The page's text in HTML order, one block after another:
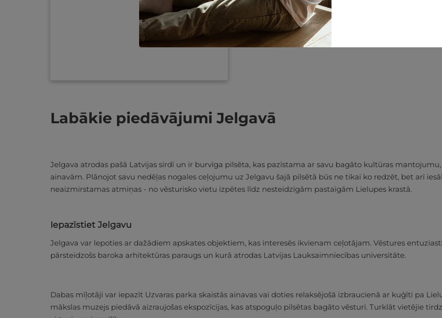
Labākie piedāvājumi Jelgavā
Jelgava atrodas pašā Latvijas sirdī un ir burvīga pilsēta, kas pazīstama ar savu bagāto kultūras
ainavām. Plānojot savu nedēļas nogales ceļojumu uz Jelgavu šajā pilsētā būs ne tikai ko redzēt, bet arī
neaizmirstamas atmiņas - no vēsturisko vietu izpētes līdz nesteidzīgām pastaigām Lielupes krastā.
Iepazīstiet Jelgavu
Jelgava var lepoties ar dažādiem apskates objektiem, kas interesēs ikvienam ceļotājam. Vēstures
pārsteidzošs baroka arhitektūras paraugs un kurā atrodas Latvijas Lauksaimniecības universitāte.
Dabas mīļotāji var iepazīt Uzvaras parka skaistās ainavas vai doties relaksējošā izbraucienā ar kuģīti pa
mākslas muzejs piedāvā aizraujošas ekspozīcijas, kas atspoguļo pilsētas bagāto vēsturi. Turklāt vietējie